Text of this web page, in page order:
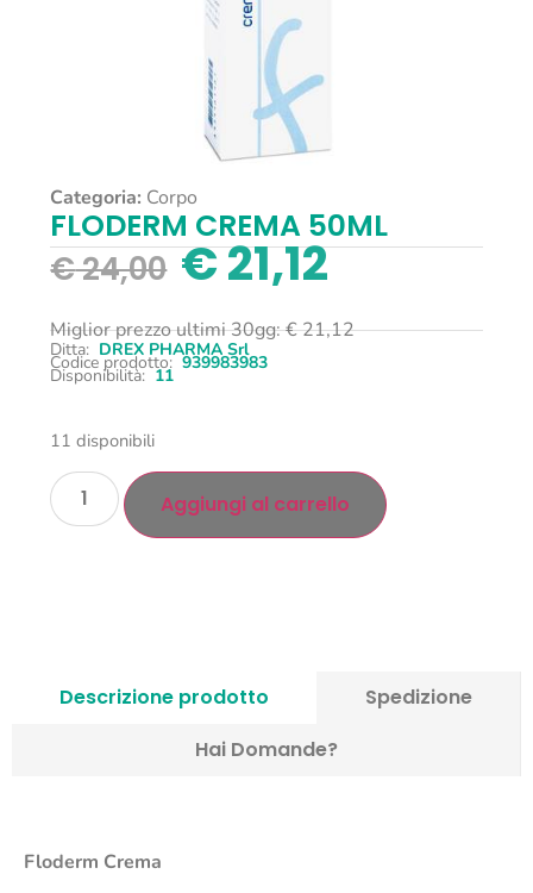
Categoria: Corpo
FLODERM CREMA 50ML
€24,00 €21,12
Miglior prezzo ultimi 30gg:€21,12
Ditta: DREX PHARMA Srl
Codice prodotto: 939983983
Disponibilità: 11
11 disponibili
Aggiungi al carrello
Descrizione prodotto
Spedizione
Hai Domande?
Floderm Crema